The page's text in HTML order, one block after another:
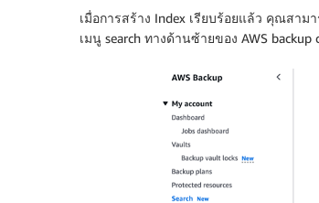
เมื่อการสร้าง Index เรียบร้อยแล้ว คุณสาม
เมนู search ทางด้านซ้ายของ AWS backup